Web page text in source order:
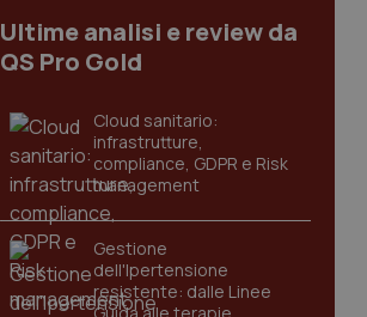
Ultime analisi e review da
QS Pro Gold
Cloud sanitario:
infrastrutture,
compliance, GDPR e Risk
management
Gestione
dell'Ipertensione
resistente: dalle Linee